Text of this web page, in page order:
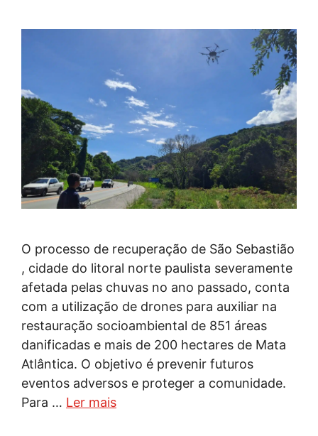
O processo de recuperação de São Sebastião
, cidade do litoral norte paulista severamente
afetada pelas chuvas no ano passado, conta
com a utilização de drones para auxiliar na
restauração socioambiental de 851 áreas
danificadas e mais de 200 hectares de Mata
Atlântica. O objetivo é prevenir futuros
eventos adversos e proteger a comunidade.
Para … Ler mais